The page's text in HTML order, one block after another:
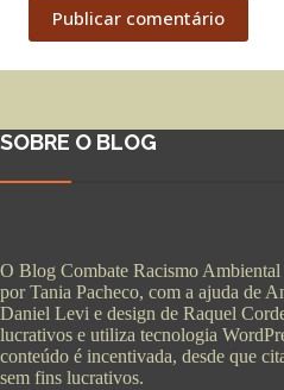
Publicar comentário
SOBRE O BLOG
O Blog Combate Racismo
por Tania Pacheco, com a ajuda de
Daniel Levi e design de Raquel
lucrativos e utiliza tecnologia
conteúdo é incentivada, desde que
sem fins lucrativos.